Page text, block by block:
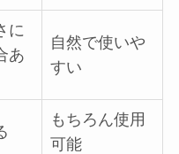
に
あ
自然で使いや
すい
もちろん使用
可能